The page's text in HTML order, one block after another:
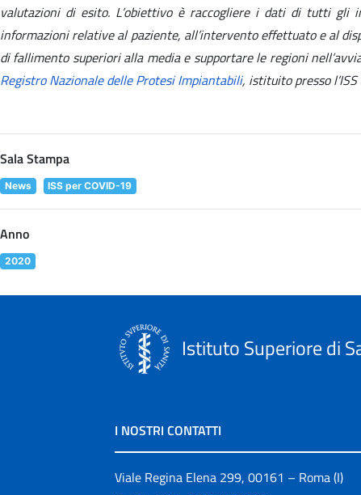
valutazioni di esito. L’obiettivo è raccogliere i dati di tutti
informazioni relative al paziente, all’intervento effettuato e al
di fallimento superiori alla media e supportare le regioni
Registro Nazionale delle Protesi Impiantabili, istituito presso
Sala Stampa
News ISS per COVID-19
Anno
2020
Istituto Superiore di
I NOSTRI CONTATTI
Viale Regina Elena 299, 00161 – Roma (I)